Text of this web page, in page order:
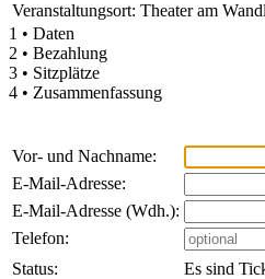
Veranstaltungsort: Theater am
1 • Daten
2 • Bezahlung
3 • Sitzplätze
4 • Zusammenfassung
Vor- und Nachname:
E-Mail-Adresse:
E-Mail-Adresse (Wdh.):
Telefon:
Status:
Es sind